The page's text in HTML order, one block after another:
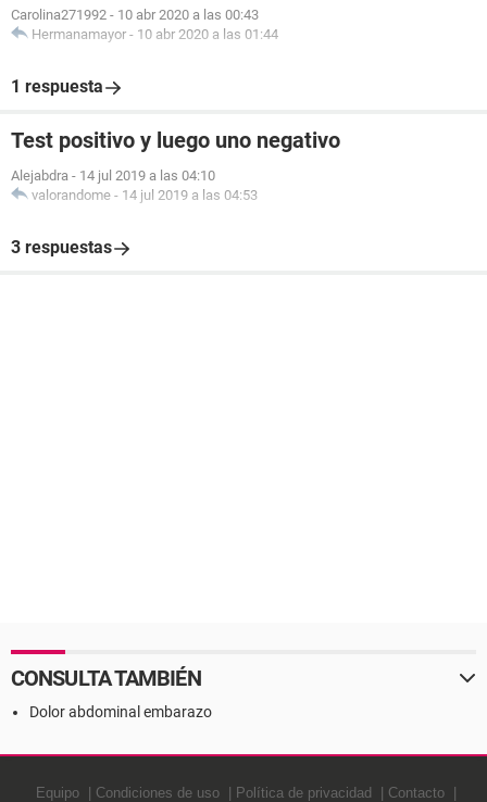
Carolina271992 - 10 abr 2020 a las 00:43
Hermanamayor - 10 abr 2020 a las 01:44
1 respuesta
Test positivo y luego uno negativo
Alejabdra - 14 jul 2019 a las 04:10
valorandome - 14 jul 2019 a las 04:53
3 respuestas
CONSULTA TAMBIÉN
Dolor abdominal embarazo
Equipo Condiciones de uso Política de privacidad Contacto